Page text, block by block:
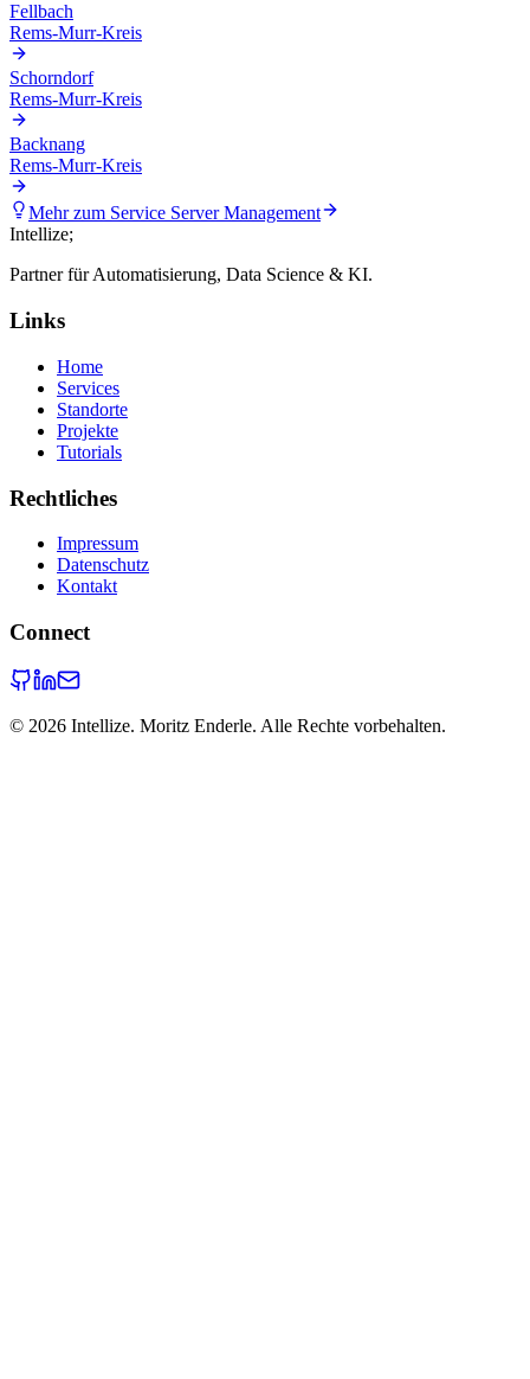
Fellbach
Rems-Murr-Kreis
Schorndorf
Rems-Murr-Kreis
Backnang
Rems-Murr-Kreis
Mehr zum Service Server Management
Intellize;
Partner für Automatisierung, Data Science & KI.
Links
Home
Services
Standorte
Projekte
Tutorials
Rechtliches
Impressum
Datenschutz
Kontakt
Connect
© 2026 Intellize. Moritz Enderle. Alle Rechte vorbehalten.